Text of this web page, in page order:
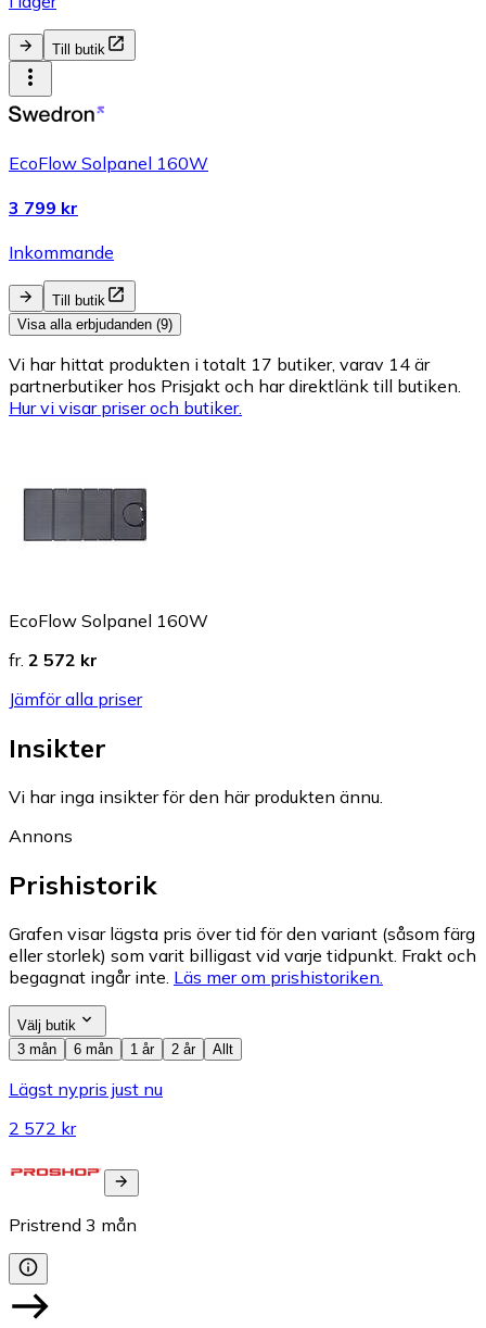
Till butik
EcoFlow Solpanel 160W
3 799 kr
Inkommande
Till butik
Visa alla erbjudanden (9)
Vi har hittat produkten i totalt 17 butiker, varav 14 är
partnerbutiker hos Prisjakt och har direktlänk till butiken.
Hur vi visar priser och butiker.
EcoFlow Solpanel 160W
fr. 2 572 kr
Jämför alla priser
Insikter
Vi har inga insikter för den här produkten ännu.
Annons
Prishistorik
Grafen visar lägsta pris över tid för den variant (såsom färg
eller storlek) som varit billigast vid varje tidpunkt. Frakt och
begagnat ingår inte. Läs mer om prishistoriken.
Välj butik
3 mån
6 mån 1 år 2 år Allt
Lägst nypris just nu
2 572 kr
Pristrend 3 mån